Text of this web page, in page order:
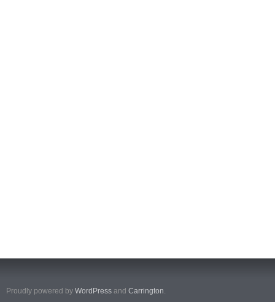
Proudly powered by WordPress and Carrington